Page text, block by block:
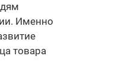
Именно
товара